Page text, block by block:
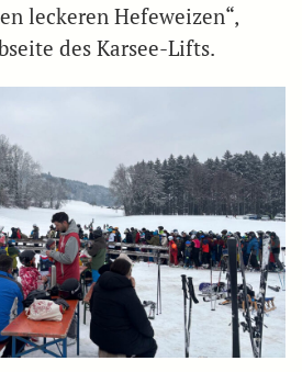
leckeren Hefeweizen“,
des Karsee-Lifts.